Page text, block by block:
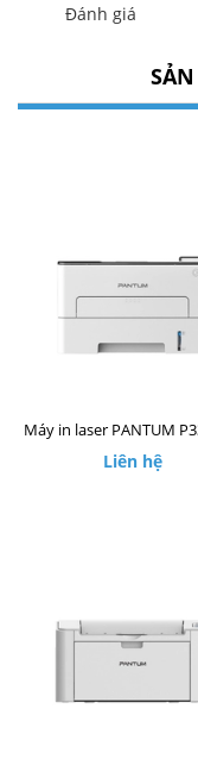
Đánh giá
Liên hệ